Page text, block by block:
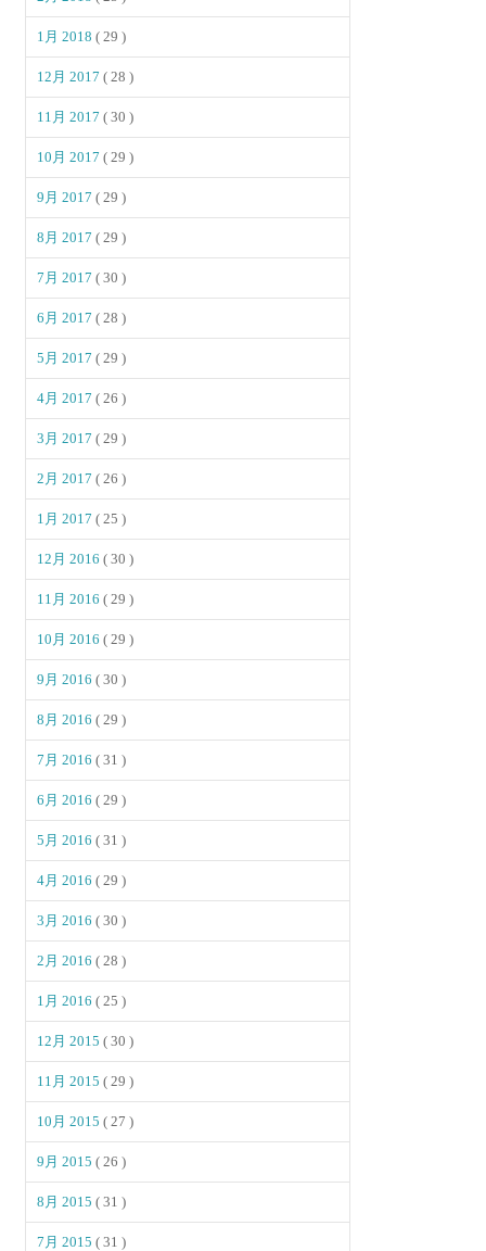
1月 2018( 29 )
12月 2017( 28 )
11月 2017( 30 )
10月 2017( 29 )
9月 2017( 29 )
8月 2017( 29 )
7月 2017( 30 )
6月 2017( 28 )
5月 2017( 29 )
4月 2017( 26 )
3月 2017( 29 )
2月 2017( 26 )
1月 2017( 25 )
12月 2016( 30 )
11月 2016( 29 )
10月 2016( 29 )
9月 2016( 30 )
8月 2016( 29 )
7月 2016( 31 )
6月 2016( 29 )
5月 2016( 31 )
4月 2016( 29 )
3月 2016( 30 )
2月 2016( 28 )
1月 2016( 25 )
12月 2015( 30 )
11月 2015( 29 )
10月 2015( 27 )
9月 2015( 26 )
8月 2015( 31 )
7月 2015( 31 )